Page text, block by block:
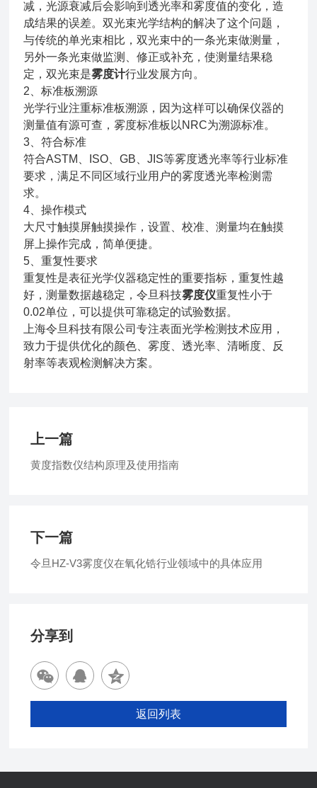
减，光源衰减后会影响到透光率和雾度值的变化，造
成结果的误差。双光束光学结构的解决了这个问题，
与传统的单光束相比，双光束中的一条光束做测量，
另外一条光束做监测、修正或补充，使测量结果稳
定，双光束是雾度计行业发展方向。
2、标准板溯源
光学行业注重标准板溯源，因为这样可以确保仪器的
测量值有源可查，雾度标准板以NRC为溯源标准。
3、符合标准
符合ASTM、ISO、GB、JIS等雾度透光率等行业标准
要求，满足不同区域行业用户的雾度透光率检测需
求。
4、操作模式
大尺寸触摸屏触摸操作，设置、校准、测量均在触摸
屏上操作完成，简单便捷。
5、重复性要求
重复性是表征光学仪器稳定性的重要指标，重复性越
好，测量数据越稳定，令旦科技雾度仪重复性小于
0.02单位，可以提供可靠稳定的试验数据。
上海令旦科技有限公司专注表面光学检测技术应用，
致力于提供优化的颜色、雾度、透光率、清晰度、反
射率等表观检测解决方案。
上一篇
黄度指数仪结构原理及使用指南
下一篇
令旦HZ-V3雾度仪在氧化锆行业领域中的具体应用
分享到
返回列表